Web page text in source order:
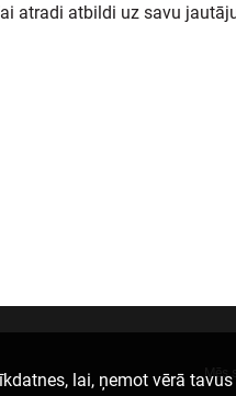
atradi atbildi uz savu
lai, ņemot vērā
Mēs